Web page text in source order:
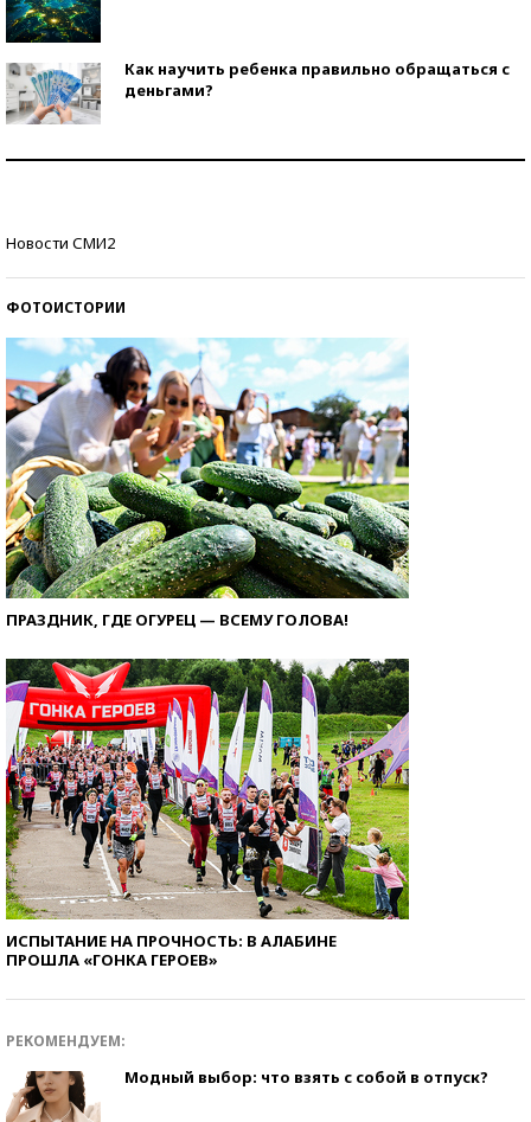
Как научить ребенка правильно обращаться с
деньгами?
Новости СМИ2
ФОТОИСТОРИИ
ПРАЗДНИК, ГДЕ ОГУРЕЦ — ВСЕМУ ГОЛОВА!
ИСПЫТАНИЕ НА ПРОЧНОСТЬ: В АЛАБИНЕ
ПРОШЛА «ГОНКА ГЕРОЕВ»
РЕКОМЕНДУЕМ:
Модный выбор: что взять с собой в отпуск?